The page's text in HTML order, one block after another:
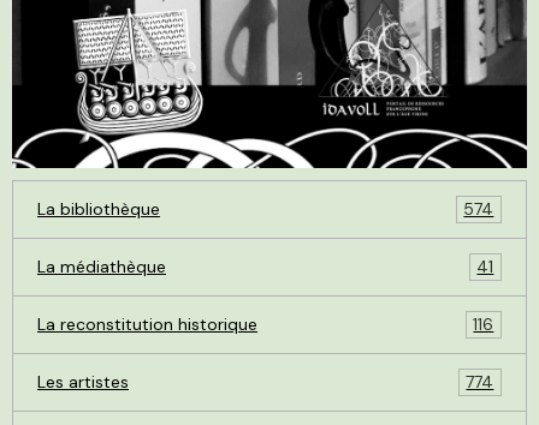
La bibliothèque 574
La médiathèque 41
La reconstitution historique 116
Les artistes 774